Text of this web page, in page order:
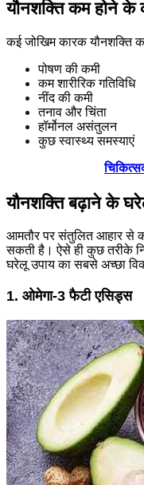
यौनशक्ति कम होने के
कई जोखिम कारक यौनशक्ति
पोषण की कमी
कम शारीरिक गतिविधि
नींद की कमी
तनाव और चिंता
हॉर्मोनल असंतुलन
कुछ स्वास्थ्य समस्याएं
यौनशक्ति बढ़ाने के
आमतौर पर संतुलित आहार से
सकती है। ऐसे ही कुछ तरीके
घरेलू उपाय का सबसे अच्छा
1. ओमेगा-3 फैटी एसिड्स